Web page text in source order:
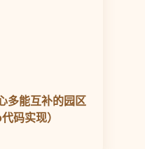
多能互补的园区
码实现）